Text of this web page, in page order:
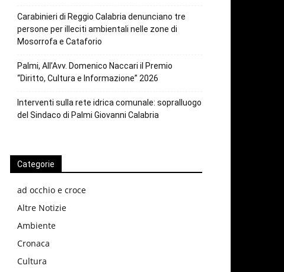
Carabinieri di Reggio Calabria denunciano tre
persone per illeciti ambientali nelle zone di
Mosorrofa e Cataforio
Palmi, All’Avv. Domenico Naccari il Premio
“Diritto, Cultura e Informazione” 2026
Interventi sulla rete idrica comunale: sopralluogo
del Sindaco di Palmi Giovanni Calabria
Categorie
ad occhio e croce
Altre Notizie
Ambiente
Cronaca
Cultura